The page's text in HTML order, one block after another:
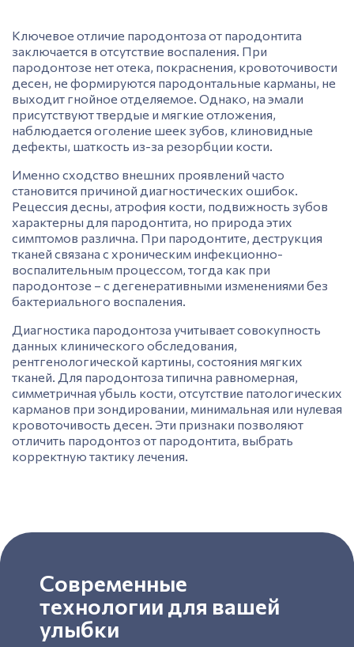
Ключевое отличие пародонтоза от пародонтита
заключается в отсутствие воспаления. При
пародонтозе нет отека, покраснения, кровоточивости
десен, не формируются пародонтальные карманы, не
выходит гнойное отделяемое. Однако, на эмали
присутствуют твердые и мягкие отложения,
наблюдается оголение шеек зубов, клиновидные
дефекты, шаткость из-за резорбции кости.
Именно сходство внешних проявлений часто
становится причиной диагностических ошибок.
Рецессия десны, атрофия кости, подвижность зубов
характерны для пародонтита, но природа этих
симптомов различна. При пародонтите, деструкция
тканей связана с хроническим инфекционно-
воспалительным процессом, тогда как при
пародонтозе – с дегенеративными изменениями без
бактериального воспаления.
Диагностика пародонтоза учитывает совокупность
данных клинического обследования,
рентгенологической картины, состояния мягких
тканей. Для пародонтоза типична равномерная,
симметричная убыль кости, отсутствие патологических
карманов при зондировании, минимальная или нулевая
кровоточивость десен. Эти признаки позволяют
отличить пародонтоз от пародонтита, выбрать
корректную тактику лечения.
Современные
технологии для вашей
улыбки